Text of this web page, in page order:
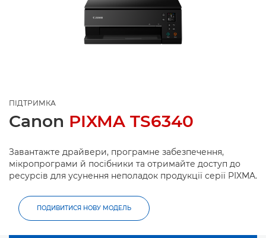
ПІДТРИМКА
Canon PIXMA TS6340
Завантажте драйвери, програмне забезпечення,
мікропрограми й посібники та отримайте доступ до
ресурсів для усунення неполадок продукції серії PIXMA.
ПОДИВИТИСЯ НОВУ МОДЕЛЬ